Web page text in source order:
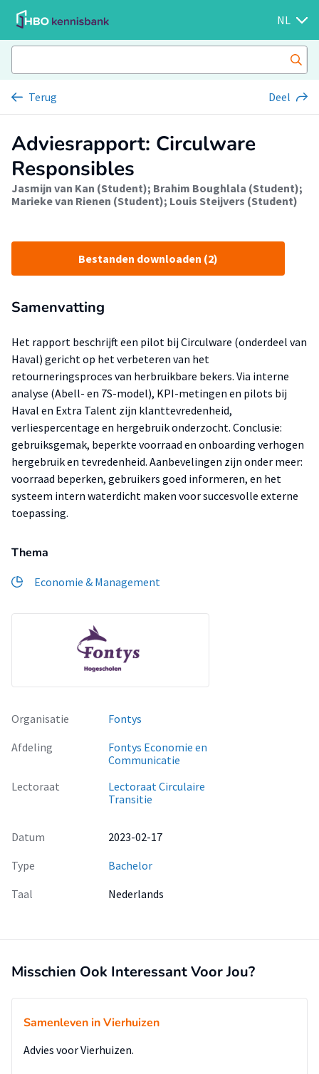
NL
Terug Deel
Adviesrapport: Circulware
Responsibles
Jasmijn van Kan (Student); Brahim Boughlala (Student);
Marieke van Rienen (Student); Louis Steijvers (Student)
Bestanden downloaden (2)
Samenvatting
Het rapport beschrijft een pilot bij Circulware (onderdeel van
Haval) gericht op het verbeteren van het
retourneringsproces van herbruikbare bekers. Via interne
analyse (Abell- en 7S-model), KPI-metingen en pilots bij
Haval en Extra Talent zijn klanttevredenheid,
verliespercentage en hergebruik onderzocht. Conclusie:
gebruiksgemak, beperkte voorraad en onboarding verhogen
hergebruik en tevredenheid. Aanbevelingen zijn onder meer:
voorraad beperken, gebruikers goed informeren, en het
systeem intern waterdicht maken voor succesvolle externe
toepassing.
Thema
Economie & Management
Organisatie
Fontys
Afdeling
Fontys Economie en
Communicatie
Lectoraat
Lectoraat Circulaire
Transitie
Datum
2023-02-17
Type
Bachelor
Taal
Nederlands
Misschien Ook Interessant Voor Jou?
Samenleven in Vierhuizen
Advies voor Vierhuizen.